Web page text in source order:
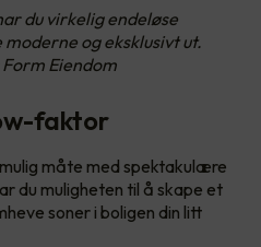
du virkelig endeløse
og eksklusivt ut.
Eiendom
faktor
måte med spektakulære
du muligheten til å skape et
soner i boligen din litt